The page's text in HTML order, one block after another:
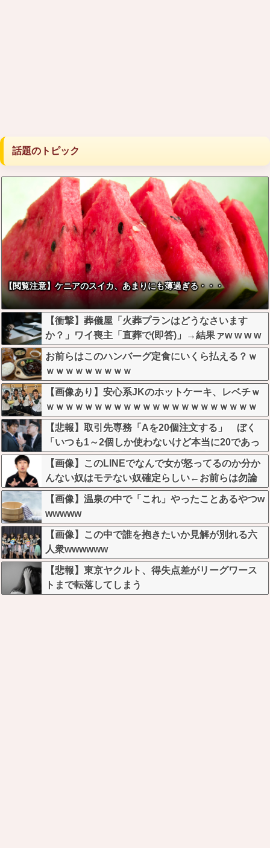
話題のトピック
【閲覧注意】ケニアのスイカ、あまりにも薄過ぎる・・・
【衝撃】葬儀屋「火葬プランはどうなさいます
か？」ワイ喪主「直葬で(即答)」→結果ァw w w w
w w w w w w
お前らはこのハンバーグ定食にいくら払える？ｗ
ｗｗｗｗｗｗｗｗｗ
【画像あり】安心系JKのホットケーキ、レベチｗ
ｗｗｗｗｗｗｗｗｗｗｗｗｗｗｗｗｗｗｗｗｗｗ
ｗ
【悲報】取引先専務「Aを20個注文する」 ぼく
「いつも1～2個しか使わないけど本当に20であっ
てる？」 取専「あってる」→結果『こう』なっ
たんだがコレワイが悪いんか？？？？？？？？
【画像】このLINEでなんで女が怒ってるのか分か
んない奴はモテない奴確定らしい←お前らは勿論
わかるよな？？？？？？？
【画像】温泉の中で「これ」やったことあるやつw
wwwww
【画像】この中で誰を抱きたいか見解が別れる六
人衆wwwwww
【悲報】東京ヤクルト、得失点差がリーグワース
トまで転落してしまう